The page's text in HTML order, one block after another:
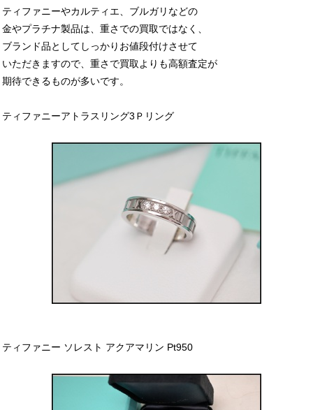
ティファニーやカルティエ、ブルガリなどの
金やプラチナ製品は、重さでの買取ではなく、
ブランド品としてしっかりお値段付けさせて
いただきますので、重さで買取よりも高額査定が
期待できるものが多いです。
ティファニーアトラスリング3Ｐリング
ティファニー ソレスト アクアマリン Pt950